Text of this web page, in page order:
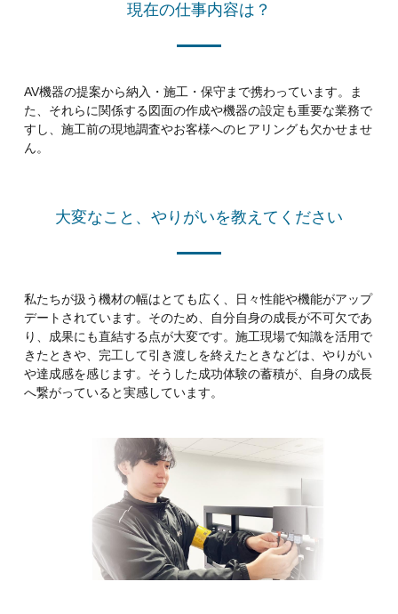
現在の仕事内容は？
AV機器の提案から納入・施工・保守まで携わっています。ま
た、それらに関係する図面の作成や機器の設定も重要な業務で
すし、施工前の現地調査やお客様へのヒアリングも欠かせませ
ん。
大変なこと、やりがいを教えてください
私たちが扱う機材の幅はとても広く、日々性能や機能がアップ
デートされています。そのため、自分自身の成長が不可欠であ
り、成果にも直結する点が大変です。施工現場で知識を活用で
きたときや、完工して引き渡しを終えたときなどは、やりがい
や達成感を感じます。そうした成功体験の蓄積が、自身の成長
へ繋がっていると実感しています。